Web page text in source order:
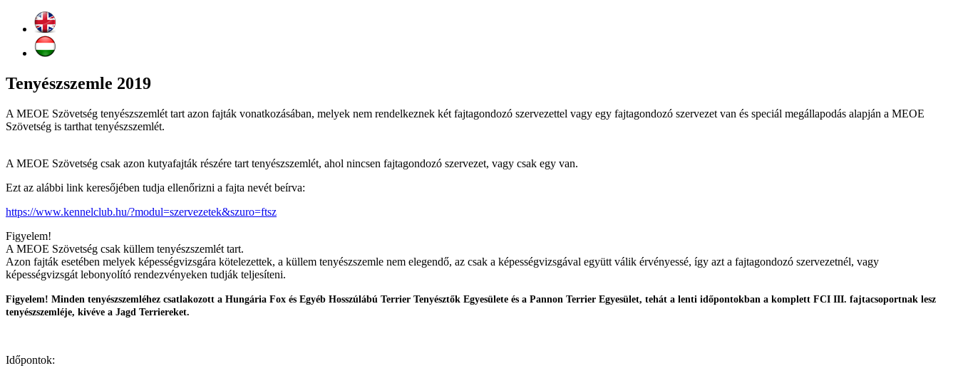
Tenyészszemle 2019
A MEOE Szövetség tenyészszemlét tart azon fajták vonatkozásában, melyek nem rendelkeznek két fajtagondozó szervezettel vagy egy fajtagondozó szervezet van és speciál megállapodás alapján a MEOE
Szövetség is tarthat tenyészszemlét.
A MEOE Szövetség csak azon kutyafajták részére tart tenyészszemlét, ahol nincsen fajtagondozó szervezet, vagy csak egy van.
Ezt az alábbi link keresőjében tudja ellenőrizni a fajta nevét beírva:
https://www.kennelclub.hu/?modul=szervezetek&szuro=ftsz
Figyelem!
A MEOE Szövetség csak küllem tenyészszemlét tart.
Azon fajták esetében melyek képességvizsgára kötelezettek, a küllem tenyészszemle nem elegendő, az csak a képességvizsgával együtt válik érvényessé, így azt a fajtagondozó szervezetnél, vagy
képességvizsgát lebonyolító rendezvényeken tudják teljesíteni.
Figyelem! Minden tenyészszemléhez csatlakozott a Hungária Fox és Egyéb Hosszúlábú Terrier Tenyésztők Egyesülete és a Pannon Terrier Egyesület, tehát a lenti időpontokban a komplett FCI III. fajtacsoportnak lesz
tenyészszemléje, kivéve a Jagd Terriereket.
Időpontok: